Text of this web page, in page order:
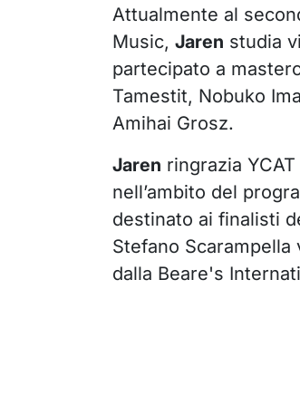
Attualmente al
Music, Jaren studia
partecipato a
Tamestit, Nobuko
Amihai Grosz.
Jaren ringrazia
nell’ambito del
destinato ai finalisti
Stefano
dalla Beare's